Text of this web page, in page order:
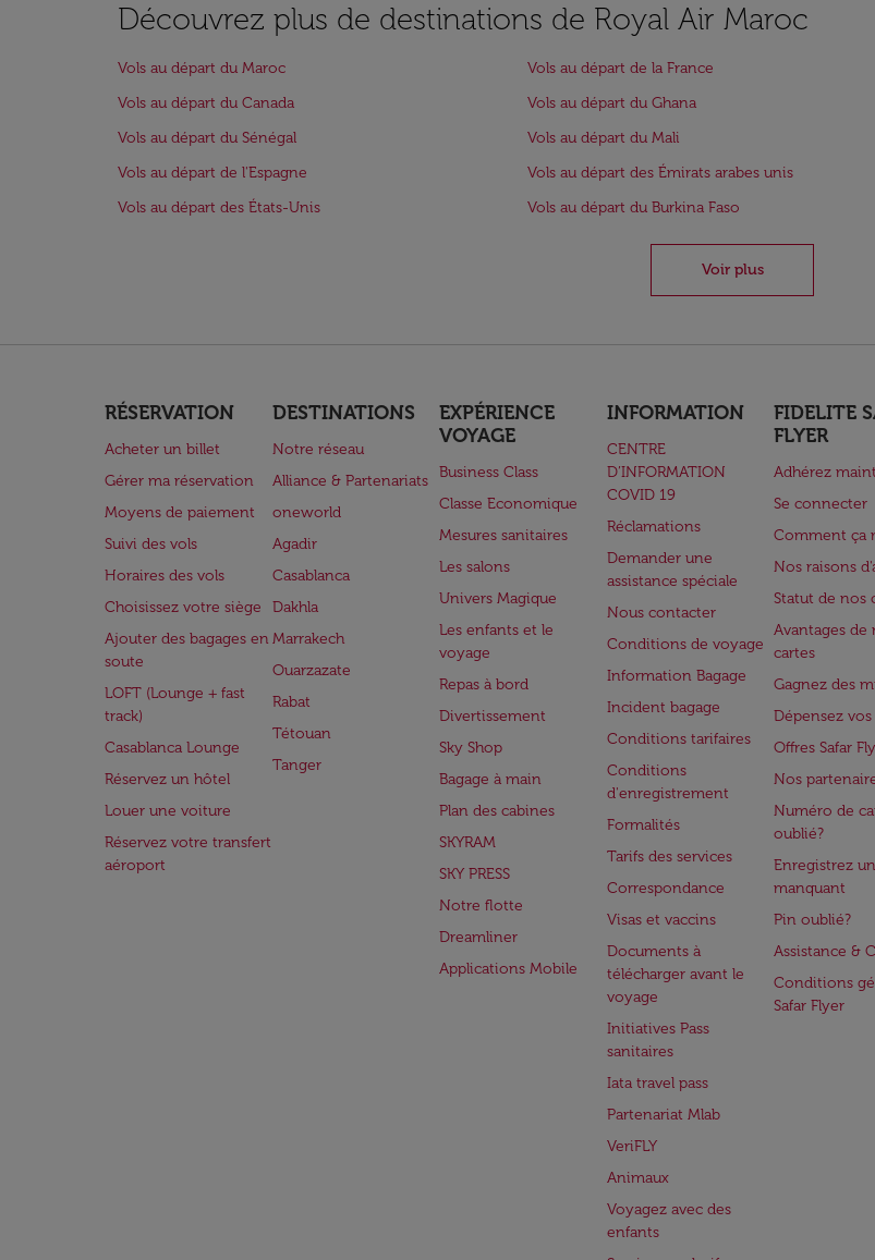
Découvrez plus de destinations de Royal Air Maroc
Vols au départ du Maroc Vols au départ de la France
Vols au départ du Canada
Vols au départ du Ghana
Vols au départ du Sénégal
Vols au départ du Mali
Vols au départ de l'Espagne
Vols au départ des Émirats arabes unis
Vols au départ des États-Unis
Vols au départ du Burkina Faso
Voir plus
RÉSERVATION
Acheter un billet
Gérer ma réservation
Moyens de paiement
Suivi des vols
Horaires des vols
Choisissez votre siège
Ajouter des bagages en
soute
LOFT (Lounge + fast
track)
Casablanca Lounge
Réservez un hôtel
Louer une voiture
Réservez votre transfert
aéroport
DESTINATIONS
Notre réseau
Alliance & Partenariats
oneworld
Agadir
Casablanca
Dakhla
Marrakech
Ouarzazate
Rabat
Tétouan
Tanger
EXPÉRIENCE
VOYAGE
Business Class
Classe Economique
Mesures sanitaires
Les salons
Univers Magique
Les enfants et le
voyage
Repas à bord
Divertissement
Sky Shop
Bagage à main
Plan des cabines
SKYRAM
SKY PRESS
Notre flotte
Dreamliner
Applications Mobile
INFORMATION
CENTRE
D’INFORMATION
COVID 19
Réclamations
Demander une
assistance spéciale
Nous contacter
Conditions de voyage
Information Bagage
Incident bagage
Conditions tarifaires
Conditions
d'enregistrement
Formalités
Tarifs des services
Correspondance
Visas et vaccins
Documents à
télécharger avant le
voyage
Initiatives Pass
sanitaires
Iata travel pass
Partenariat Mlab
VeriFLY
Animaux
Voyagez avec des
enfants
FIDELITE
FLYER
Adhérez
Se connecter
Comment ça
Nos raisons
Statut de nos
Avantages de
cartes
Gagnez des
Dépensez
Offres Safar
Nos
Numéro de
oublié?
Enregistrez
manquant
Pin oublié?
Assistance &
Conditions
Safar Flyer